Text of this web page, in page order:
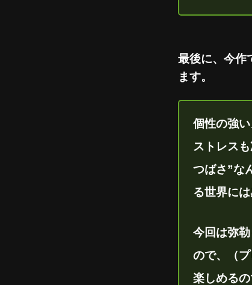
最後に、今作
ます。
個性の強
ストレス
つばさ”な
る世界に
今回は弥
ので、（
楽しめるの